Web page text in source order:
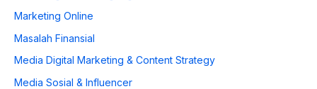
Marketing Online
Masalah Finansial
Media Digital Marketing & Content Strategy
Media Sosial & Influencer